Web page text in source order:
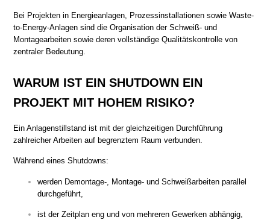
Bei Projekten in Energieanlagen, Prozessinstallationen sowie Waste-
to-Energy-Anlagen sind die Organisation der Schweiß- und
Montagearbeiten sowie deren vollständige Qualitätskontrolle von
zentraler Bedeutung.
WARUM IST EIN SHUTDOWN EIN
PROJEKT MIT HOHEM RISIKO?
Ein Anlagenstillstand ist mit der gleichzeitigen Durchführung
zahlreicher Arbeiten auf begrenztem Raum verbunden.
Während eines Shutdowns:
werden Demontage-, Montage- und Schweißarbeiten parallel
durchgeführt,
ist der Zeitplan eng und von mehreren Gewerken abhängig,